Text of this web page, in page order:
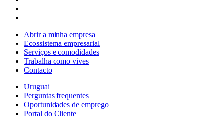
Abrir a minha empresa
Ecossistema empresarial
Serviços e comodidades
Trabalha como vives
Contacto
Uruguai
Perguntas frequentes
Oportunidades de emprego
Portal do Cliente